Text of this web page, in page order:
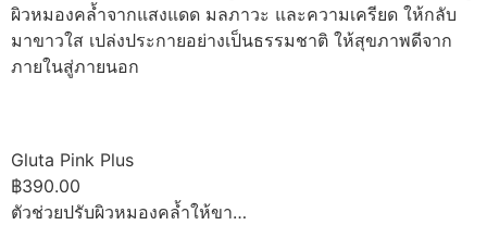
ผิวหมองคล้ำจากแสงแดด มลภาวะ และความเครียด ให้กลับ
มาขาวใส เปล่งประกายอย่างเป็นธรรมชาติ ให้สุขภาพดีจาก
ภายในสู่ภายนอก
Gluta Pink Plus
฿390.00
ตัวช่วยปรับผิวหมองคล้ำให้ขา…